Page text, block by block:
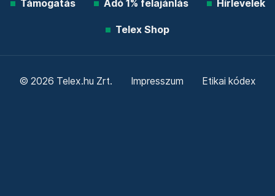
Támogatás Adó 1% felajánlás Hírlevelek
Telex Shop
© 2026 Telex.hu Zrt. Impresszum Etikai kódex